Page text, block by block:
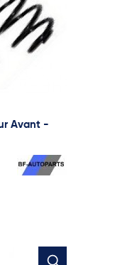
Avant -